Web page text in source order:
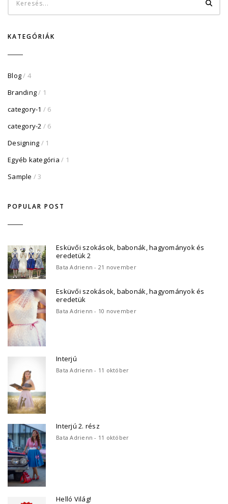
KATEGÓRIÁK
Blog/ 4
Branding/ 1
category-1 / 6
category-2 / 6
Designing / 1
Egyéb kategória / 1
Sample / 3
POPULAR POST
Esküvői szokások, babonák, hagyományok és
eredetük 2
Bata Adrienn - 21 november
Esküvői szokások, babonák, hagyományok és
eredetük
Bata Adrienn - 10 november
Interjú
Bata Adrienn - 11 október
Interjú 2. rész
Bata Adrienn - 11 október
Helló Világ!